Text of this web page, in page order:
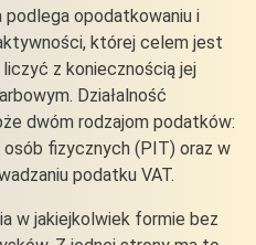
podlega opodatkowaniu i
której celem jest
z koniecznością jej
Działalność
dwóm rodzajom podatków:
fizycznych (PIT) oraz w
podatku VAT.
w jakiejkolwiek formie bez